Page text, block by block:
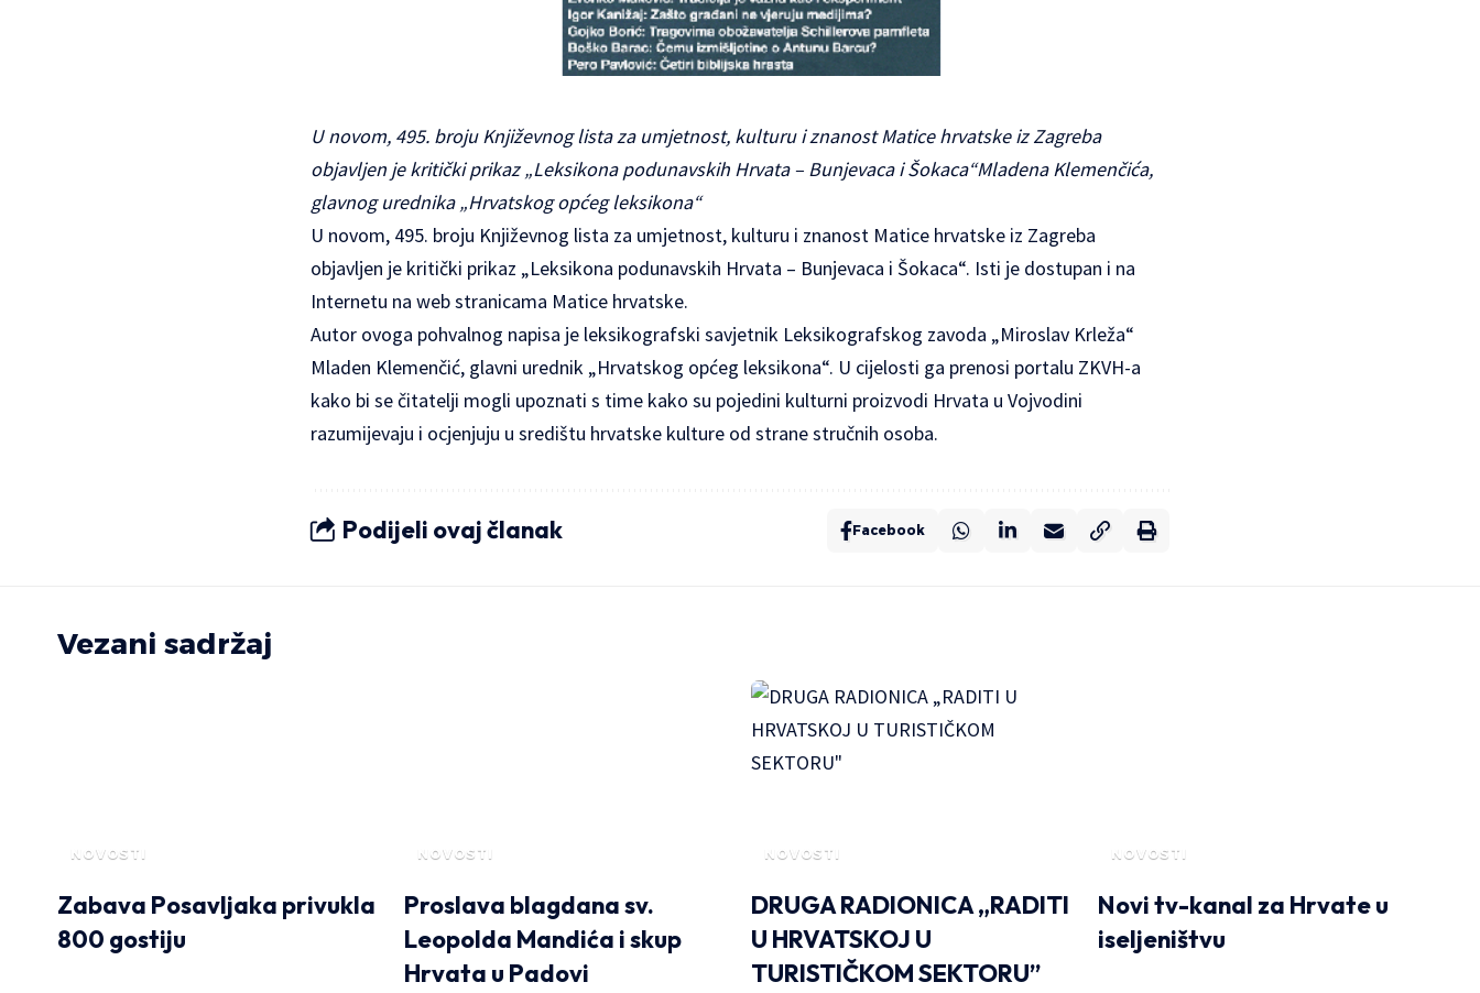
U novom, 495. broju Književnog lista za umjetnost, kulturu i znanost Matice hrvatske iz Zagreba
objavljen je kritički prikaz „Leksikona podunavskih Hrvata – Bunjevaca i Šokaca“Mladena Klemenčića,
glavnog urednika „Hrvatskog općeg leksikona“
U novom, 495. broju Književnog lista za umjetnost, kulturu i znanost Matice hrvatske iz Zagreba
objavljen je kritički prikaz „Leksikona podunavskih Hrvata – Bunjevaca i Šokaca“. Isti je dostupan i na
Internetu na web stranicama Matice hrvatske.
Autor ovoga pohvalnog napisa je leksikografski savjetnik Leksikografskog zavoda „Miroslav Krleža“
Mladen Klemenčić, glavni urednik „Hrvatskog općeg leksikona“. U cijelosti ga prenosi portalu ZKVH-a
kako bi se čitatelji mogli upoznati s time kako su pojedini kulturni proizvodi Hrvata u Vojvodini
razumijevaju i ocjenjuju u središtu hrvatske kulture od strane stručnih osoba.
Podijeli ovaj članak Facebook
Vezani sadržaj
NOVOSTI
Zabava Posavljaka privukla
800 gostiju
NOVOSTI
Proslava blagdana sv.
Leopolda Mandića i skup
Hrvata u Padovi
NOVOSTI
DRUGA RADIONICA „RADITI
U HRVATSKOJ U
TURISTIČKOM SEKTORU”
NOVOSTI
Novi tv-kanal za Hrvate u
iseljeništvu